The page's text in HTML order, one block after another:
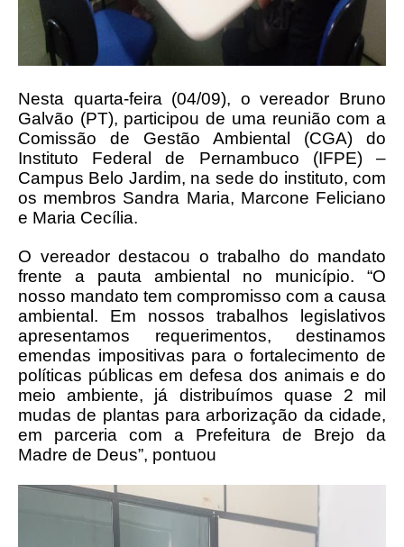
Nesta quarta-feira (04/09), o vereador Bruno
Galvão (PT), participou de uma reunião com a
Comissão de Gestão Ambiental (CGA) do
Instituto Federal de Pernambuco (IFPE) –
Campus Belo Jardim, na sede do instituto, com
os membros Sandra Maria, Marcone Feliciano
e Maria Cecília.
O vereador destacou o trabalho do mandato
frente a pauta ambiental no município. “O
nosso mandato tem compromisso com a causa
ambiental. Em nossos trabalhos legislativos
apresentamos requerimentos, destinamos
emendas impositivas para o fortalecimento de
políticas públicas em defesa dos animais e do
meio ambiente, já distribuímos quase 2 mil
mudas de plantas para arborização da cidade,
em parceria com a Prefeitura de Brejo da
Madre de Deus”, pontuou